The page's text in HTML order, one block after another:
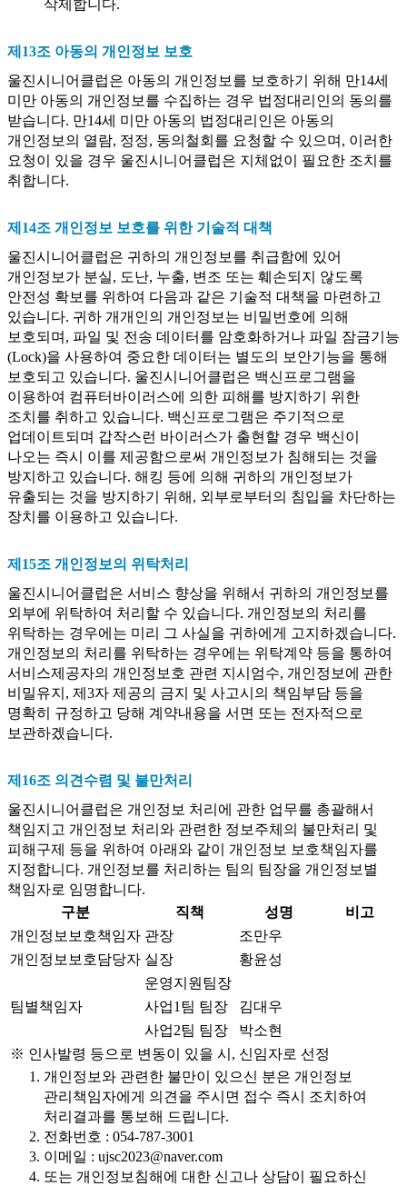
삭제합니다.
제13조 아동의 개인정보 보호
울진시니어클럽은 아동의 개인정보를 보호하기 위해 만14세
미만 아동의 개인정보를 수집하는 경우 법정대리인의 동의를
받습니다. 만14세 미만 아동의 법정대리인은 아동의
개인정보의 열람, 정정, 동의철회를 요청할 수 있으며, 이러한
요청이 있을 경우 울진시니어클럽은 지체없이 필요한 조치를
취합니다.
제14조 개인정보 보호를 위한 기술적 대책
울진시니어클럽은 귀하의 개인정보를 취급함에 있어
개인정보가 분실, 도난, 누출, 변조 또는 훼손되지 않도록
안전성 확보를 위하여 다음과 같은 기술적 대책을 마련하고
있습니다. 귀하 개개인의 개인정보는 비밀번호에 의해
보호되며, 파일 및 전송 데이터를 암호화하거나 파일 잠금기능
(Lock)을 사용하여 중요한 데이터는 별도의 보안기능을 통해
보호되고 있습니다. 울진시니어클럽은 백신프로그램을
이용하여 컴퓨터바이러스에 의한 피해를 방지하기 위한
조치를 취하고 있습니다. 백신프로그램은 주기적으로
업데이트되며 갑작스런 바이러스가 출현할 경우 백신이
나오는 즉시 이를 제공함으로써 개인정보가 침해되는 것을
방지하고 있습니다. 해킹 등에 의해 귀하의 개인정보가
유출되는 것을 방지하기 위해, 외부로부터의 침입을 차단하는
장치를 이용하고 있습니다.
제15조 개인정보의 위탁처리
울진시니어클럽은 서비스 향상을 위해서 귀하의 개인정보를
외부에 위탁하여 처리할 수 있습니다. 개인정보의 처리를
위탁하는 경우에는 미리 그 사실을 귀하에게 고지하겠습니다.
개인정보의 처리를 위탁하는 경우에는 위탁계약 등을 통하여
서비스제공자의 개인정보호 관련 지시엄수, 개인정보에 관한
비밀유지, 제3자 제공의 금지 및 사고시의 책임부담 등을
명확히 규정하고 당해 계약내용을 서면 또는 전자적으로
보관하겠습니다.
제16조 의견수렴 및 불만처리
울진시니어클럽은 개인정보 처리에 관한 업무를 총괄해서
책임지고 개인정보 처리와 관련한 정보주체의 불만처리 및
피해구제 등을 위하여 아래와 같이 개인정보 보호책임자를
지정합니다. 개인정보를 처리하는 팀의 팀장을 개인정보별
책임자로 임명합니다.
구분
직책 성명
비고
개인정보보호책임자 관장
조만우
개인정보보호담당자 실장 황윤성
팀별책임자
운영지원팀장
사업1팀 팀장
김대우
사업2팀 팀장
박소현
※ 인사발령 등으로 변동이 있을 시, 신임자로 선정
개인정보와 관련한 불만이 있으신 분은 개인정보
관리책임자에게 의견을 주시면 접수 즉시 조치하여
처리결과를 통보해 드립니다.
전화번호 : 054-787-3001
이메일 : ujsc2023@naver.com
또는 개인정보침해에 대한 신고나 상담이 필요하신